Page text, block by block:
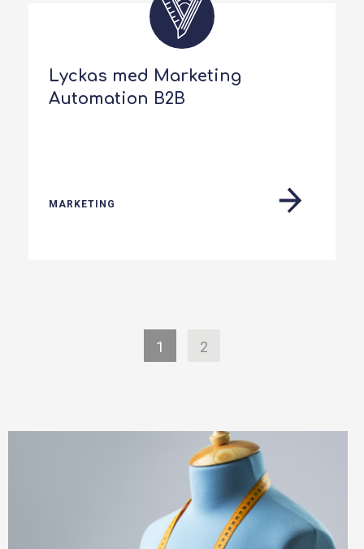
Lyckas med Marketing
Automation B2B
MARKETING
1 2